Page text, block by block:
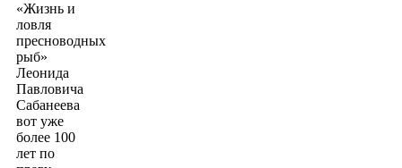
«Жизнь и
ловля
пресноводных
рыб»
Леонида
Павловича
Сабанеева
вот уже
более 100
лет по